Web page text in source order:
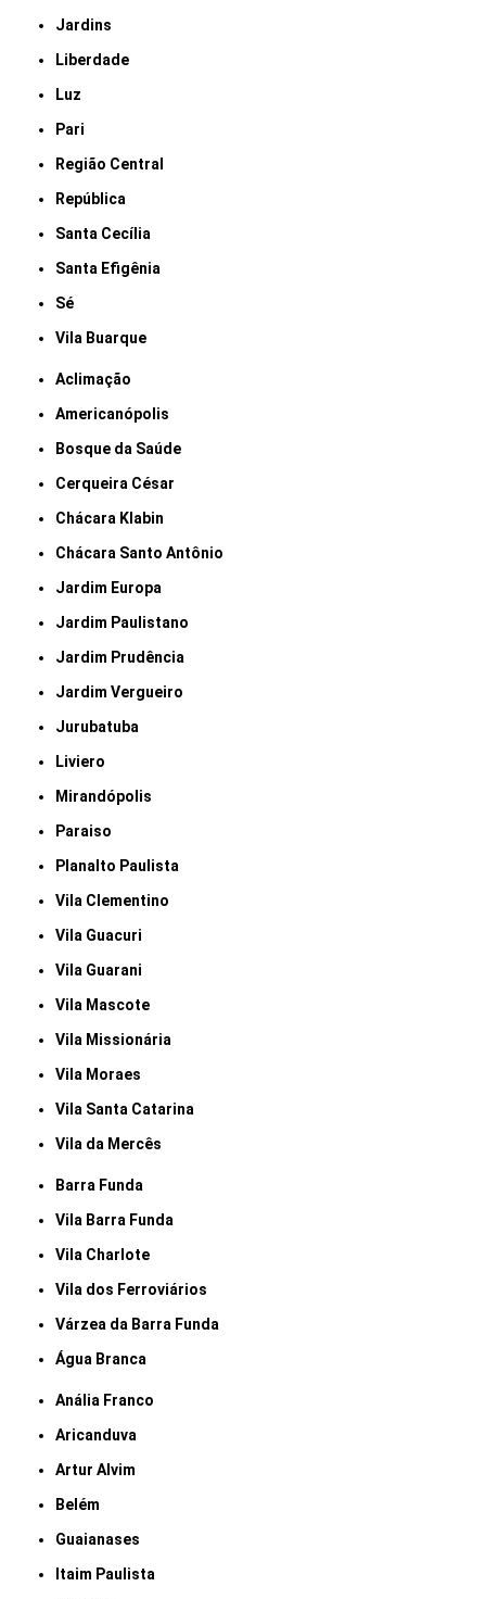
Jardins
Liberdade
Luz
Pari
Região Central
República
Santa Cecília
Santa Efigênia
Sé
Vila Buarque
Aclimação
Americanópolis
Bosque da Saúde
Cerqueira César
Chácara Klabin
Chácara Santo Antônio
Jardim Europa
Jardim Paulistano
Jardim Prudência
Jardim Vergueiro
Jurubatuba
Liviero
Mirandópolis
Paraiso
Planalto Paulista
Vila Clementino
Vila Guacuri
Vila Guarani
Vila Mascote
Vila Missionária
Vila Moraes
Vila Santa Catarina
Vila da Mercês
Barra Funda
Vila Barra Funda
Vila Charlote
Vila dos Ferroviários
Várzea da Barra Funda
Água Branca
Anália Franco
Aricanduva
Artur Alvim
Belém
Guaianases
Itaim Paulista